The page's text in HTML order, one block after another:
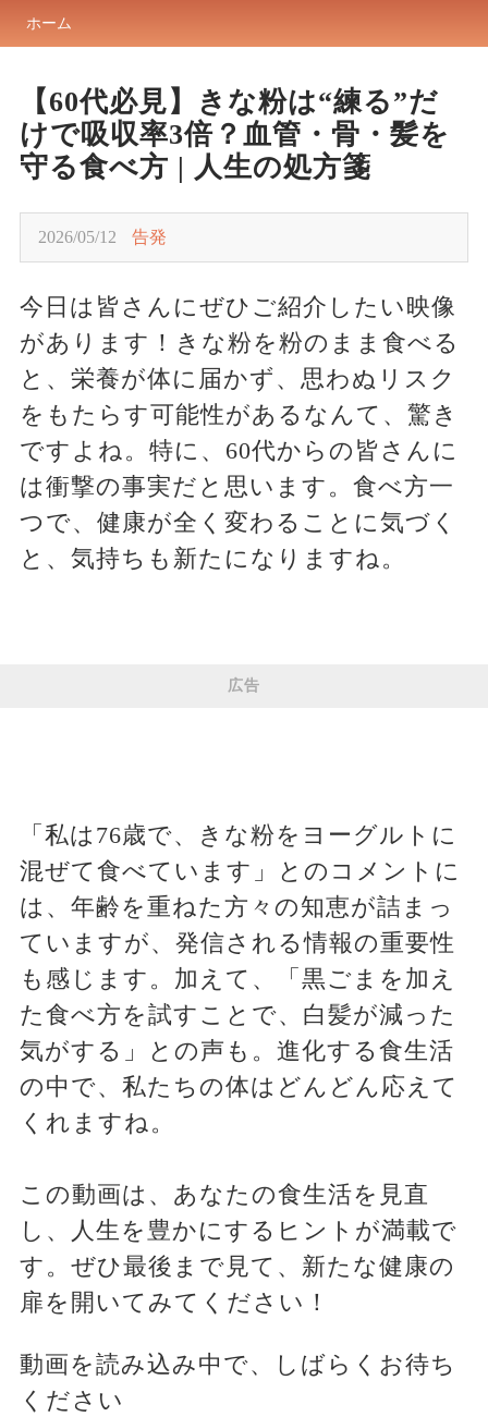
ホーム
【60代必見】きな粉は“練る”だ
けで吸収率3倍？血管・骨・髪を
守る食べ方 | 人生の処方箋
2026/05/12 告発
今日は皆さんにぜひご紹介したい映像
があります！きな粉を粉のまま食べる
と、栄養が体に届かず、思わぬリスク
をもたらす可能性があるなんて、驚き
ですよね。特に、60代からの皆さんに
は衝撃の事実だと思います。食べ方一
つで、健康が全く変わることに気づく
と、気持ちも新たになりますね。
広告
「私は76歳で、きな粉をヨーグルトに
混ぜて食べています」とのコメントに
は、年齢を重ねた方々の知恵が詰まっ
ていますが、発信される情報の重要性
も感じます。加えて、「黒ごまを加え
た食べ方を試すことで、白髪が減った
気がする」との声も。進化する食生活
の中で、私たちの体はどんどん応えて
くれますね。
この動画は、あなたの食生活を見直
し、人生を豊かにするヒントが満載で
す。ぜひ最後まで見て、新たな健康の
扉を開いてみてください！
動画を読み込み中で、しばらくお待ち
ください